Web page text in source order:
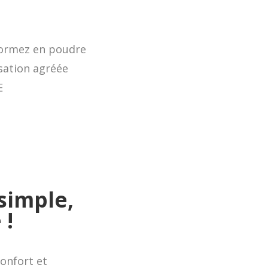
en poudre
agréée
!
et